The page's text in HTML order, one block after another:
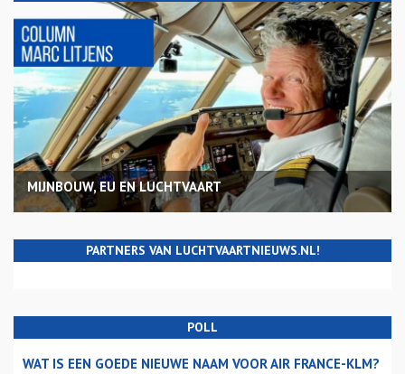
MIJNBOUW, EU EN LUCHTVAART
PARTNERS VAN LUCHTVAARTNIEUWS.NL!
POLL
WAT IS EEN GOEDE NIEUWE NAAM VOOR AIR FRANCE-KLM?